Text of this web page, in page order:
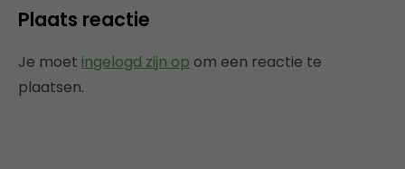
Plaats reactie
Je moet ingelogd zijn op om een reactie te
plaatsen.